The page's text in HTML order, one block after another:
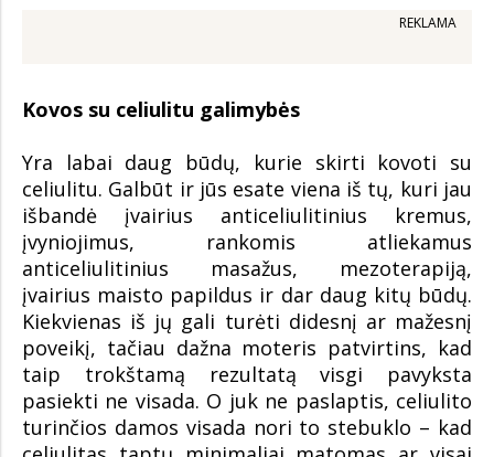
REKLAMA
Kovos su celiulitu galimybės
Yra labai daug būdų, kurie skirti kovoti su
celiulitu. Galbūt ir jūs esate viena iš tų, kuri jau
išbandė įvairius anticeliulitinius kremus,
įvyniojimus, rankomis atliekamus
anticeliulitinius masažus, mezoterapiją,
įvairius maisto papildus ir dar daug kitų būdų.
Kiekvienas iš jų gali turėti didesnį ar mažesnį
poveikį, tačiau dažna moteris patvirtins, kad
taip trokštamą rezultatą visgi pavyksta
pasiekti ne visada. O juk ne paslaptis, celiulito
turinčios damos visada nori to stebuklo – kad